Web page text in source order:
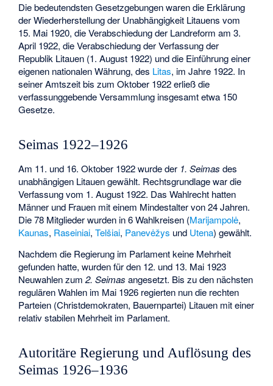
Die bedeutendsten Gesetzgebungen waren die Erklärung
der Wiederherstellung der Unabhängigkeit Litauens vom
15. Mai 1920, die Verabschiedung der Landreform am 3.
April 1922, die Verabschiedung der Verfassung der
Republik Litauen (1. August 1922) und die Einführung einer
eigenen nationalen Währung, des Litas, im Jahre 1922. In
seiner Amtszeit bis zum Oktober 1922 erließ die
verfassunggebende Versammlung insgesamt etwa 150
Gesetze.
Seimas 1922–1926
Am 11. und 16. Oktober 1922 wurde der 1. Seimas des
unabhängigen Litauen gewählt. Rechtsgrundlage war die
Verfassung vom 1. August 1922. Das Wahlrecht hatten
Männer und Frauen mit einem Mindestalter von 24 Jahren.
Die 78 Mitglieder wurden in 6 Wahlkreisen (Marijampolė,
Kaunas, Raseiniai,Telšiai, Panevėžys und Utena) gewählt.
Nachdem die Regierung im Parlament keine Mehrheit
gefunden hatte, wurden für den 12. und 13. Mai 1923
Neuwahlen zum2. Seimas angesetzt. Bis zu den nächsten
regulären Wahlen im Mai 1926 regierten nun die rechten
Parteien (Christdemokraten, Bauernpartei) Litauen mit einer
relativ stabilen Mehrheit im Parlament.
Autoritäre Regierung und Auflösung des
Seimas 1926–1936